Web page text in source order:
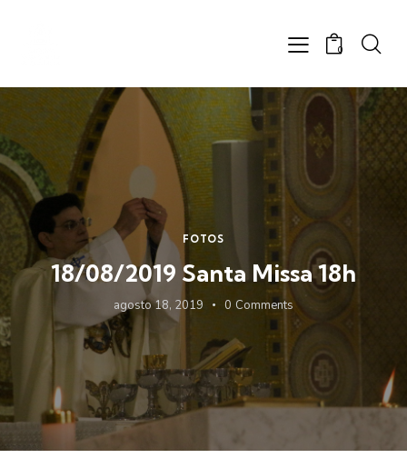
0
FOTOS
18/08/2019 Santa Missa 18h
agosto 18, 2019 0 Comments